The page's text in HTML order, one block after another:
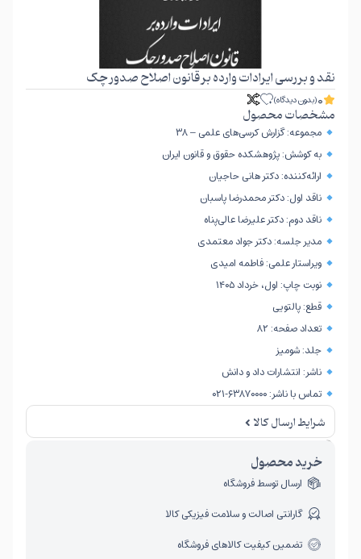
نقد و بررسی ایرادات وارده بر قانون اصلاح صدور چک
0(بدون دیدگاه)
مشخصات محصول
مجموعه: گزارش کرسی‌های علمی – ۳۸
به کوشش: پژوهشکده حقوق و قانون ایران
ارائه‌کننده: دکتر هانی حاجیان
ناقد اول: دکتر محمدرضا پاسبان
ناقد دوم: دکتر علیرضا عالی‌پناه
مدیر جلسه: دکتر جواد معتمدی
ویراستار علمی: فاطمه امیدی
نوبت چاپ: اول، خرداد ۱۴۰۵
قطع: پالتویی
تعداد صفحه: ۸۲
جلد: شومیز
ناشر: انتشارات داد و دانش
تماس با ناشر: ۶۳۸۷۰۰۰۰-۰۲۱
شرایط ارسال کالا
خرید محصول
ارسال توسط فروشگاه
گارانتی اصالت و سلامت فیزیکی کالا
تضمین کیفیت کالاهای فروشگاه